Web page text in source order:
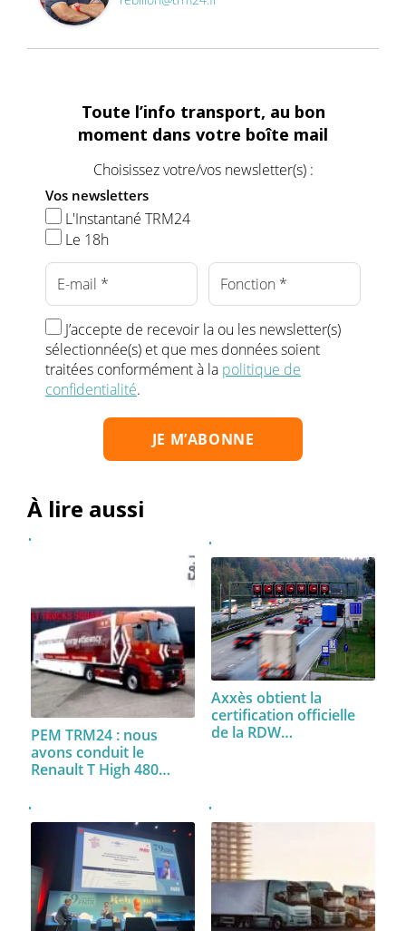
Toute l’info transport, au bon
moment dans votre boîte mail
Choisissez votre/vos newsletter(s) :
Vos newsletters
L'Instantané TRM24
Le 18h
J’accepte de recevoir la ou les newsletter(s)
sélectionnée(s) et que mes données soient
traitées conformément à la politique de
confidentialité.
À lire aussi
PEM TRM24 : nous
avons conduit le
Renault T High 480…
Axxès obtient la
certification officielle
de la RDW…